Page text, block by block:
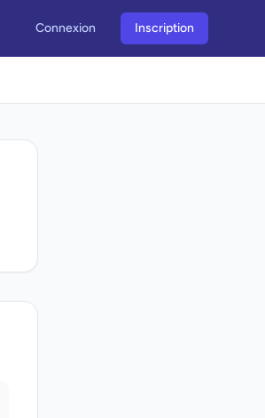
Connexion Inscription